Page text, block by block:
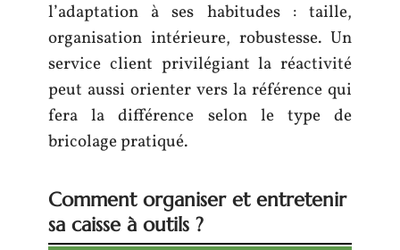
l’adaptation à ses habitudes : taille,
organisation intérieure, robustesse. Un
service client privilégiant la réactivité
peut aussi orienter vers la référence qui
fera la différence selon le type de
bricolage pratiqué.
Comment organiser et entretenir
sa caisse à outils ?